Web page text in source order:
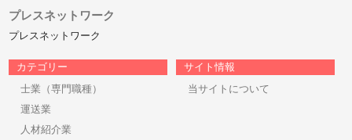
プレスネットワーク
プレスネットワーク
カテゴリー
士業（専門職種）
運送業
人材紹介業
サイト情報
当サイトについて